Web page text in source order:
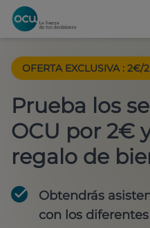
OFERTA EXCLUSIVA : 2€/2
Prueba los
OCU por 2€
regalo de
Obtendrás
con los